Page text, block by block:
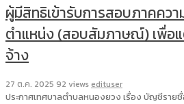
ผู้มีสิทธิเข้ารับการสอบภาคควา
ตำแหน่ง (สอบสัมภาษณ์) เพื่อ
จ้าง
27 ต.ค. 2025 92 views edituser
ประกาศเทศบาลตำบลหนองยวง เรื่อง บัญชีราย